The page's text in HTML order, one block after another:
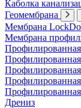
Каболка
Геомембрана
Мембрана
Мембрана
Дрениз